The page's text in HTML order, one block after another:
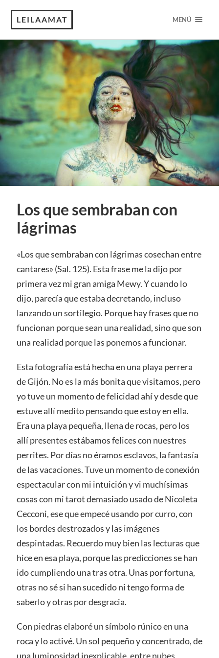
LEILAAMAT MENÚ
Los que sembraban con
lágrimas
«Los que sembraban con lágrimas cosechan entre
cantares» (Sal. 125). Esta frase me la dijo por
primera vez mi gran amiga Mewy. Y cuando lo
dijo, parecía que estaba decretando, incluso
lanzando un sortilegio. Porque hay frases que no
funcionan porque sean una realidad, sino que son
una realidad porque las ponemos a funcionar.
Esta fotografía está hecha en una playa perrera
de Gijón. No es la más bonita que visitamos, pero
yo tuve un momento de felicidad ahí y desde que
estuve allí medito pensando que estoy en ella.
Era una playa pequeña, llena de rocas, pero los
allí presentes estábamos felices con nuestres
perrites. Por días no éramos esclavos, la fantasía
de las vacaciones. Tuve un momento de conexión
espectacular con mi intuición y vi muchísimas
cosas con mi tarot demasiado usado de Nicoleta
Cecconi, ese que empecé usando por curro, con
los bordes destrozados y las imágenes
despintadas. Recuerdo muy bien las lecturas que
hice en esa playa, porque las predicciones se han
ido cumpliendo una tras otra. Unas por fortuna,
otras no sé si han sucedido ni tengo forma de
saberlo y otras por desgracia.
Con piedras elaboré un símbolo rúnico en una
roca y lo activé. Un sol pequeño y concentrado, de
una luminosidad inexplicable, entre nubes